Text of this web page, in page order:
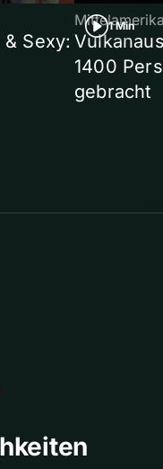
Sexy:
1 Min
1400
gebracht